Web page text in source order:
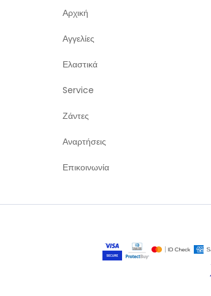
Αρχική
Αγγελίες
Ελαστικά
Service
Ζάντες
Αναρτήσεις
Επικοινωνία